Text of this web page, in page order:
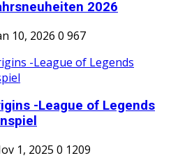
2026
10, 2026 0 967
-League of Legends
1, 2025 0 1209